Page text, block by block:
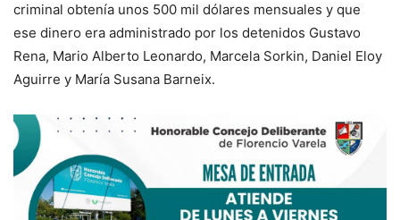
criminal obtenía unos 500 mil dólares mensuales y que
ese dinero era administrado por los detenidos Gustavo
Rena, Mario Alberto Leonardo, Marcela Sorkin, Daniel Eloy
Aguirre y María Susana Barneix.